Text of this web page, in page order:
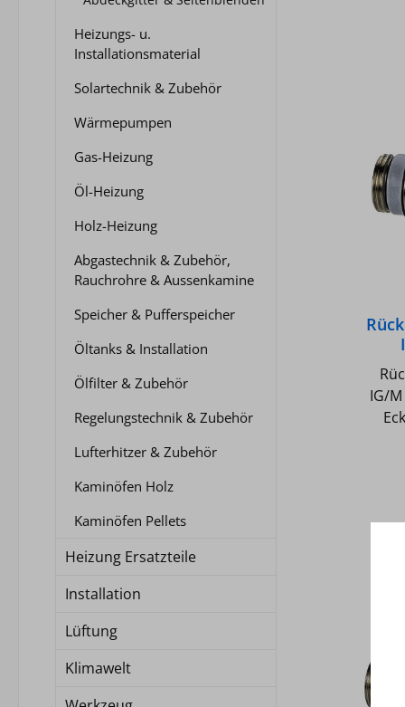
Heizungs- u.
Installationsmaterial
Solartechnik & Zubehör
Wärmepumpen
Gas-Heizung
Öl-Heizung
Holz-Heizung
Abgastechnik & Zubehör,
Rauchrohre & Aussenkamine
Speicher & Pufferspeicher
Öltanks & Installation
Ölfilter & Zubehör
Regelungstechnik & Zubehör
Lufterhitzer & Zubehör
Kaminöfen Holz
Kaminöfen Pellets
Heizung Ersatzteile
Installation
Lüftung
Klimawelt
IG/